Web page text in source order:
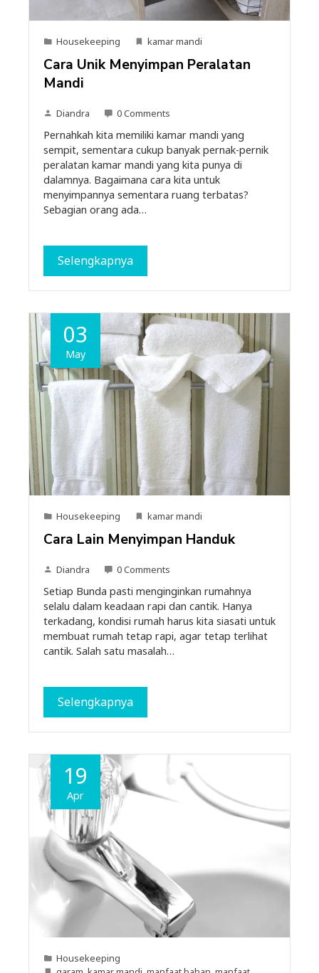
Housekeeping kamar mandi
Cara Unik Menyimpan Peralatan
Mandi
Diandra 0 Comments
Pernahkah kita memiliki kamar mandi yang
sempit, sementara cukup banyak pernak-pernik
peralatan kamar mandi yang kita punya di
dalamnya. Bagaimana cara kita untuk
menyimpannya sementara ruang terbatas?
Sebagian orang ada…
Selengkapnya
03
May
Housekeeping kamar mandi
Cara Lain Menyimpan Handuk
Diandra 0 Comments
Setiap Bunda pasti menginginkan rumahnya
selalu dalam keadaan rapi dan cantik. Hanya
terkadang, kondisi rumah harus kita siasati untuk
membuat rumah tetap rapi, agar tetap terlihat
cantik. Salah satu masalah…
Selengkapnya
19
Apr
Housekeeping